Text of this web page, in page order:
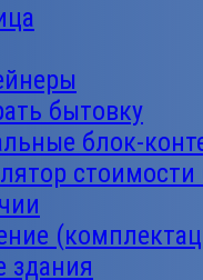
бытовку
блок-
здания